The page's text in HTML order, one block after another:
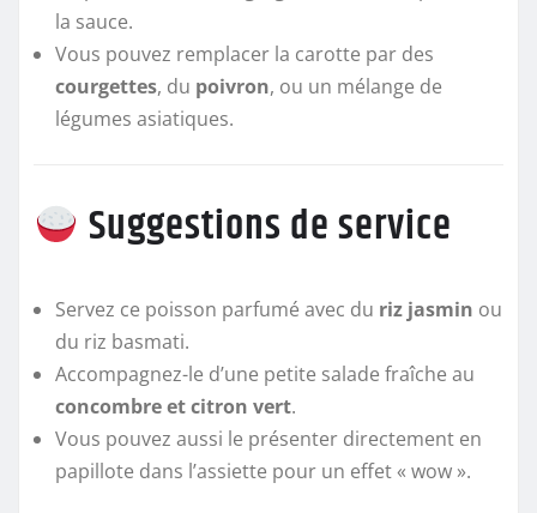
la sauce.
Vous pouvez remplacer la carotte par des
courgettes, du poivron, ou un mélange de
légumes asiatiques.
Suggestions de service
Servez ce poisson parfumé avec du riz jasmin ou
du riz basmati.
Accompagnez-le d’une petite salade fraîche au
concombre et citron vert.
Vous pouvez aussi le présenter directement en
papillote dans l’assiette pour un effet « wow ».